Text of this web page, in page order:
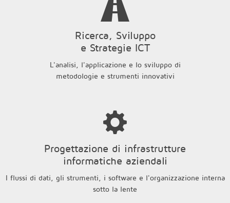
Ricerca, Sviluppo
e Strategie ICT
L'analisi, l'applicazione e lo sviluppo di
metodologie e strumenti innovativi
Progettazione di infrastrutture
informatiche aziendali
I flussi di dati, gli strumenti, i software e l'organizzazione interna
sotto la lente